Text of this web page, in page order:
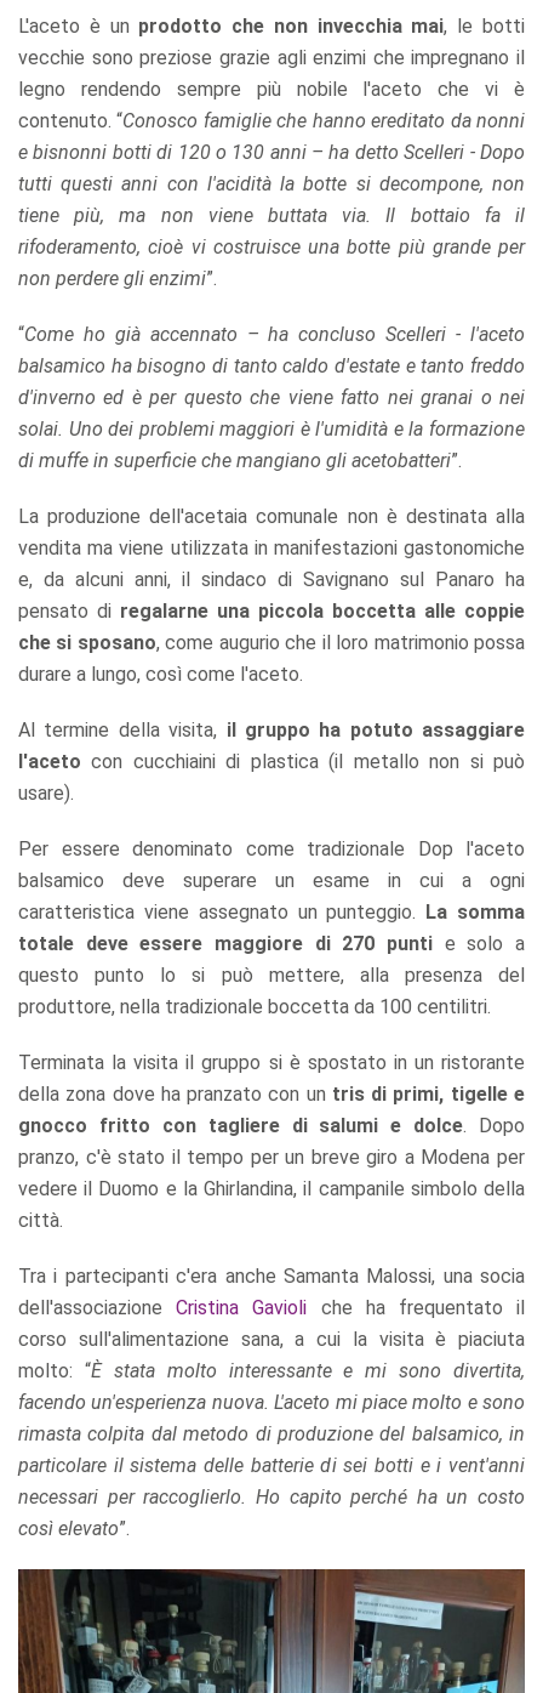
L'aceto è un prodotto che non invecchia mai, le botti
vecchie sono preziose grazie agli enzimi che impregnano il
legno rendendo sempre più nobile l'aceto che vi è
contenuto. “Conosco famiglie che hanno ereditato da nonni
e bisnonni botti di 120 o 130 anni – ha detto Scelleri - Dopo
tutti questi anni con l'acidità la botte si decompone, non
tiene più, ma non viene buttata via. Il bottaio fa il
rifoderamento, cioè vi costruisce una botte più grande per
non perdere gli enzimi”.
“Come ho già accennato – ha concluso Scelleri - l'aceto
balsamico ha bisogno di tanto caldo d'estate e tanto freddo
d'inverno ed è per questo che viene fatto nei granai o nei
solai. Uno dei problemi maggiori è l'umidità e la formazione
di muffe in superficie che mangiano gli acetobatteri”.
La produzione dell'acetaia comunale non è destinata alla
vendita ma viene utilizzata in manifestazioni gastonomiche
e, da alcuni anni, il sindaco di Savignano sul Panaro ha
pensato di regalarne una piccola boccetta alle coppie
che si sposano, come augurio che il loro matrimonio possa
durare a lungo, così come l'aceto.
Al termine della visita, il gruppo ha potuto assaggiare
l'aceto con cucchiaini di plastica (il metallo non si può
usare).
Per essere denominato come tradizionale Dop l'aceto
balsamico deve superare un esame in cui a ogni
caratteristica viene assegnato un punteggio. La somma
totale deve essere maggiore di 270 punti e solo a
questo punto lo si può mettere, alla presenza del
produttore, nella tradizionale boccetta da 100 centilitri.
Terminata la visita il gruppo si è spostato in un ristorante
della zona dove ha pranzato con un tris di primi, tigelle e
gnocco fritto con tagliere di salumi e dolce. Dopo
pranzo, c'è stato il tempo per un breve giro a Modena per
vedere il Duomo e la Ghirlandina, il campanile simbolo della
città.
Tra i partecipanti c'era anche Samanta Malossi, una socia
dell'associazioneCristina Gavioli che ha frequentato il
corso sull'alimentazione sana, a cui la visita è piaciuta
molto: “È stata molto interessante e mi sono divertita,
facendo un'esperienza nuova. L'aceto mi piace molto e sono
rimasta colpita dal metodo di produzione del balsamico, in
particolare il sistema delle batterie di sei botti e i vent'anni
necessari per raccoglierlo. Ho capito perché ha un costo
così elevato”.